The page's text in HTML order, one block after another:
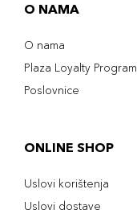
O NAMA
O nama
Plaza Loyalty Program
Poslovnice
ONLINE SHOP
Uslovi korištenja
Uslovi dostave